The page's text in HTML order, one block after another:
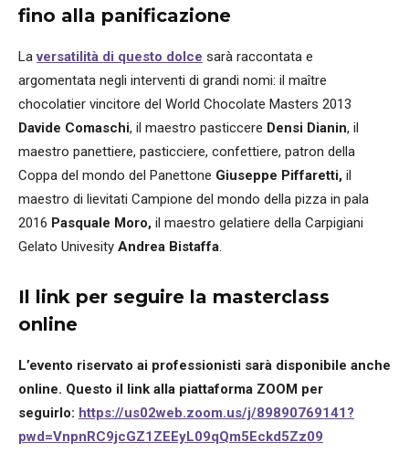
fino alla panificazione
Laversatilità di questo dolce sarà raccontata e
argomentata negli interventi di grandi nomi: il maître
chocolatier vincitore del World Chocolate Masters 2013
Davide Comaschi, il maestro pasticcere Densi Dianin, il
maestro panettiere, pasticciere, confettiere, patron della
Coppa del mondo del Panettone Giuseppe Piffaretti, il
maestro di lievitati Campione del mondo della pizza in pala
2016 Pasquale Moro, il maestro gelatiere della Carpigiani
Gelato Univesity Andrea Bistaffa
Il link per seguire la masterclass
online
L’evento riservato ai professionisti sarà disponibile anche
online. Questo il link alla piattaforma ZOOM per
seguirlo: https://us02web.zoom.us/j/89890769141?
pwd=VnpnRC9jcGZ1ZEEyL09qQm5Eckd5Zz09